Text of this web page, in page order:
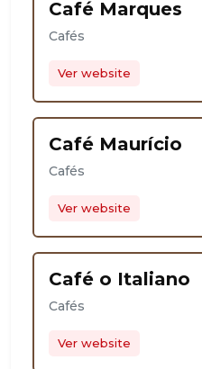
Café Marques
Cafés
Ver website
Café Maurício
Cafés
Ver website
Café o Italiano
Cafés
Ver website